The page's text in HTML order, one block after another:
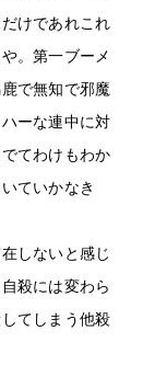
けであれこれ
。第一ブーメ
で無知で邪魔
ーな連中に対
てわけもわか
ていかなき
しないと感じ
殺には変わら
てしまう他殺